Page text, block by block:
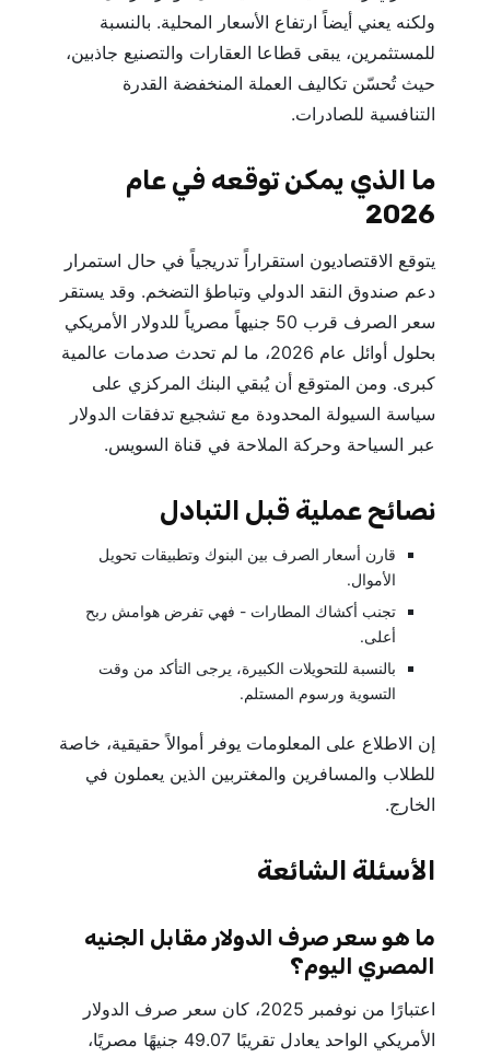
ولكنه يعني أيضاً ارتفاع الأسعار المحلية. بالنسبة
للمستثمرين، يبقى قطاعا العقارات والتصنيع جاذبين،
حيث تُحسّن تكاليف العملة المنخفضة القدرة
التنافسية للصادرات.
ما الذي يمكن توقعه في عام
2026
يتوقع الاقتصاديون استقراراً تدريجياً في حال استمرار
دعم صندوق النقد الدولي وتباطؤ التضخم. وقد يستقر
سعر الصرف قرب 50 جنيهاً مصرياً للدولار الأمريكي
بحلول أوائل عام 2026، ما لم تحدث صدمات عالمية
كبرى. ومن المتوقع أن يُبقي البنك المركزي على
سياسة السيولة المحدودة مع تشجيع تدفقات الدولار
عبر السياحة وحركة الملاحة في قناة السويس.
نصائح عملية قبل التبادل
قارن أسعار الصرف بين البنوك وتطبيقات تحويل
الأموال.
تجنب أكشاك المطارات - فهي تفرض هوامش ربح
أعلى.
بالنسبة للتحويلات الكبيرة، يرجى التأكد من وقت
التسوية ورسوم المستلم.
إن الاطلاع على المعلومات يوفر أموالاً حقيقية، خاصة
للطلاب والمسافرين والمغتربين الذين يعملون في
الخارج.
الأسئلة الشائعة
ما هو سعر صرف الدولار مقابل الجنيه
المصري اليوم؟
اعتبارًا من نوفمبر 2025، كان سعر صرف الدولار
الأمريكي الواحد يعادل تقريبًا 49.07 جنيهًا مصريًا،